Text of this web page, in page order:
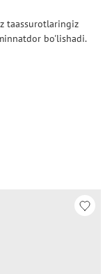
taassurotlaringiz
bo'lishadi.